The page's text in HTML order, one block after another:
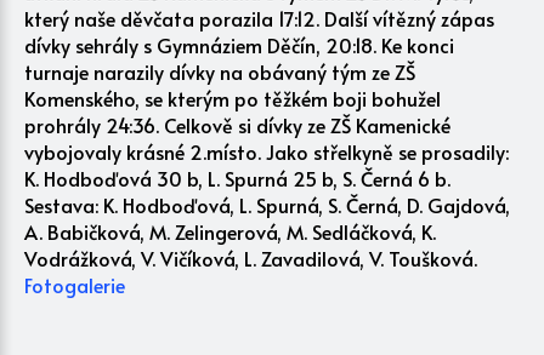
který naše děvčata porazila 17:12. Další vítězný zápas
dívky sehrály s Gymnáziem Děčín, 20:18. Ke konci
turnaje narazily dívky na obávaný tým ze ZŠ
Komenského, se kterým po těžkém boji bohužel
prohrály 24:36. Celkově si dívky ze ZŠ Kamenické
vybojovaly krásné 2.místo. Jako střelkyně se prosadily:
K. Hodboďová 30 b, L. Spurná 25 b, S. Černá 6 b.
Sestava: K. Hodboďová, L. Spurná, S. Černá, D. Gajdová,
A. Babičková, M. Zelingerová, M. Sedláčková, K.
Vodrážková, V. Vičíková, L. Zavadilová, V. Toušková.
Fotogalerie